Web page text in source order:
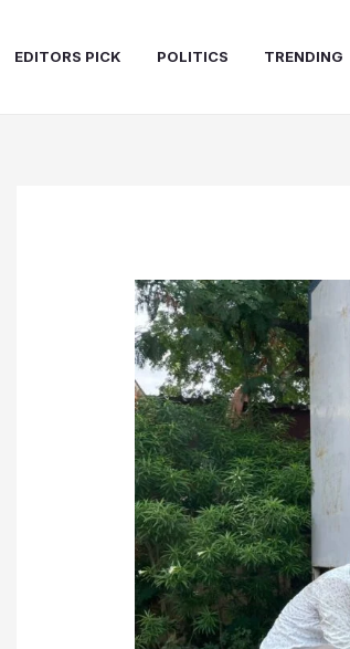
EDITORS PICK POLITICS TRENDING